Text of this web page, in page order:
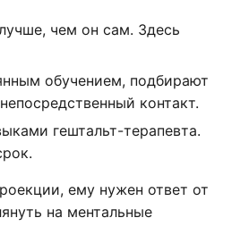
чем он сам. Здесь
обучением, подбирают
контакт.
гештальт-терапевта.
ему нужен ответ от
на ментальные